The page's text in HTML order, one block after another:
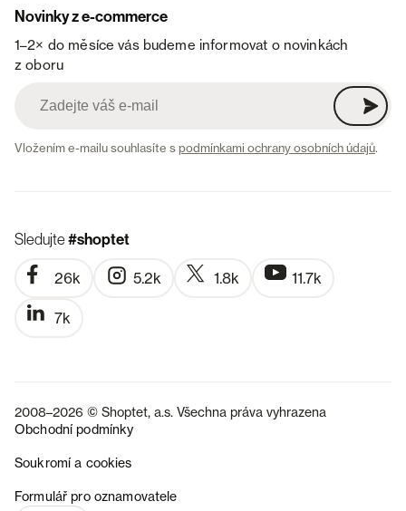
Novinky z e-commerce
1–2× do měsíce vás budeme informovat o novinkách
z oboru
Vložením e-mailu souhlasíte spodmínkami ochrany osobních údajů.
Sledujte#shoptet
26k 5.2k 1.8k 11.7k
7k
2008–2026 © Shoptet, a.s. Všechna práva vyhrazena
Obchodní podmínky
Soukromí a cookies
Formulář pro oznamovatele